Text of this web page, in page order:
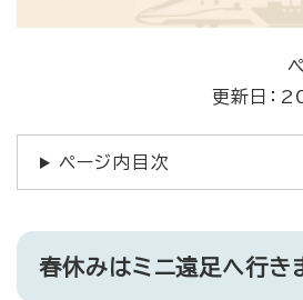
更新日：
ページ内目次
春休みはミニ遠足へ行き